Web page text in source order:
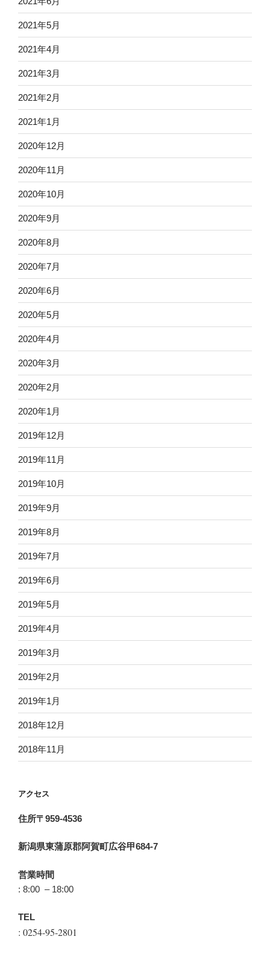
2021年5月
2021年4月
2021年3月
2021年2月
2021年1月
2020年12月
2020年11月
2020年10月
2020年9月
2020年8月
2020年7月
2020年6月
2020年5月
2020年4月
2020年3月
2020年2月
2020年1月
2019年12月
2019年11月
2019年10月
2019年9月
2019年8月
2019年7月
2019年6月
2019年5月
2019年4月
2019年3月
2019年2月
2019年1月
2018年12月
2018年11月
アクセス
住所〒959-4536
新潟県東蒲原郡阿賀町広谷甲684-7
営業時間
: 8:00 – 18:00
TEL
: 0254-95-2801